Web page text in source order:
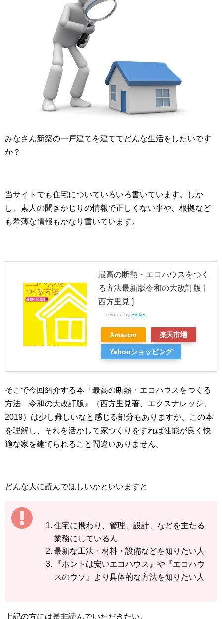
みなさん新築の一戸建てを建ててどんな生活をしたいです
か？
当サイトでも住宅についていろいろ書いています。しか
し、素人の聞きかじりの情報で正しくない事や、根拠など
も希薄な情報もかなり書いています。
最高の断熱・エコハウスをつく
る方法最新版令和の大改訂版 [
西方里見 ]
created by Rinker
Amazon 楽天市場
Yahooショッピング
そこで今回紹介する本『最高の断熱・エコハウスをつくる
方法 令和の大改訂版』（西方里見著、エクスナレッジ、
2019）は少し難しいなと感じる部分もありますが、この本
を理解し、それを活かして家つくりをすれば性能が良く快
適な家を建てられること間違いありません。
どんな人に読んでほしいかといいますと
住宅に携わり、管理、設計、などを主たる
業務にしている人
最新な工法・材料・設備などを知りたい人
『ホントは安いエコハウス』や『エコハウ
スのウソ』より具体的な方法を知りたい人
上記の方には是非読んでいただきたい。